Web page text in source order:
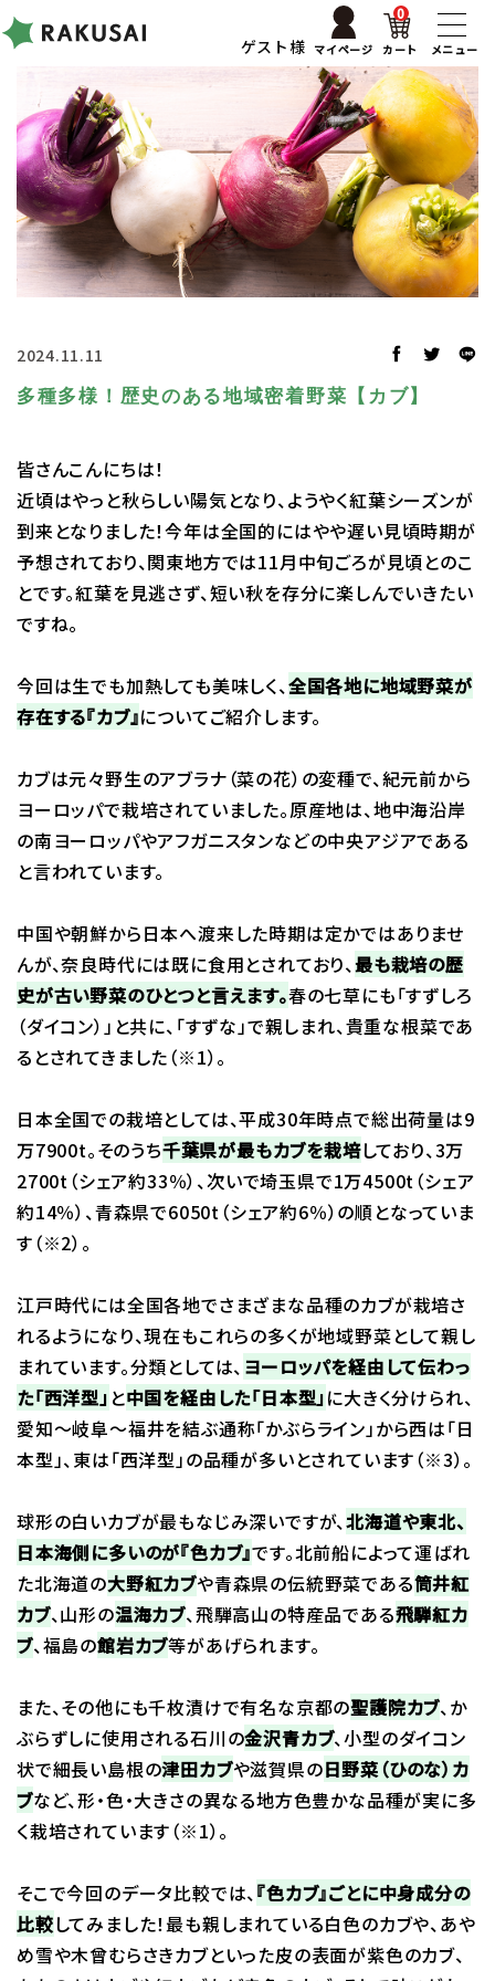
ゲスト様 マイページ カート
0
メニュー
2024.11.11
多種多様！歴史のある地域密着野菜【カブ】
皆さんこんにちは！
近頃はやっと秋らしい陽気となり、ようやく紅葉シーズンが
到来となりました！今年は全国的にはやや遅い見頃時期が
予想されており、関東地方では11月中旬ごろが見頃とのこ
とです。紅葉を見逃さず、短い秋を存分に楽しんでいきたい
ですね。
今回は生でも加熱しても美味しく、全国各地に地域野菜が
存在する『カブ』についてご紹介します。
カブは元々野生のアブラナ（菜の花）の変種で、紀元前から
ヨーロッパで栽培されていました。原産地は、地中海沿岸
の南ヨーロッパやアフガニスタンなどの中央アジアである
と言われています。
中国や朝鮮から日本へ渡来した時期は定かではありませ
んが、奈良時代には既に食用とされており、最も栽培の歴
史が古い野菜のひとつと言えます。春の七草にも「すずしろ
（ダイコン）」と共に、「すずな」で親しまれ、貴重な根菜であ
るとされてきました（※1）。
日本全国での栽培としては、平成30年時点で総出荷量は9
万7900t。そのうち千葉県が最もカブを栽培しており、3万
2700t（シェア約33％）、次いで埼玉県で1万4500t（シェア
約14％）、青森県で6050t（シェア約6％）の順となっていま
す（※2）。
江戸時代には全国各地でさまざまな品種のカブが栽培さ
れるようになり、現在もこれらの多くが地域野菜として親し
まれています。分類としては、 ヨーロッパを経由して伝わっ
た「西洋型」 と中国を経由した「日本型」に大きく分けられ、
愛知～岐阜～福井を結ぶ通称「かぶらライン」から西は「日
本型」、東は「西洋型」の品種が多いとされています（※3）。
球形の白いカブが最もなじみ深いですが、北海道や東北、
日本海側に多いのが『色カブ』です。北前船によって運ばれ
た北海道の大野紅カブや青森県の伝統野菜である筒井紅
カブ、山形の温海カブ、飛騨高山の特産品である飛騨紅カ
ブ、福島の館岩カブ等があげられます。
また、その他にも千枚漬けで有名な京都の聖護院カブ、か
ぶらずしに使用される石川の金沢青カブ、小型のダイコン
状で細長い島根の津田カブや滋賀県の日野菜（ひのな）カ
ブなど、形・色・大きさの異なる地方色豊かな品種が実に多
く栽培されています（※1）。
そこで今回のデータ比較では、『色カブ』ごとに中身成分の
比較してみました！最も親しまれている白色のカブや、あや
め雪や木曾むらさきカブといった皮の表面が紫色のカブ、